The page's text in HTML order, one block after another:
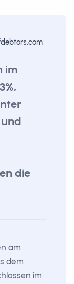
im
die
am
dem
im